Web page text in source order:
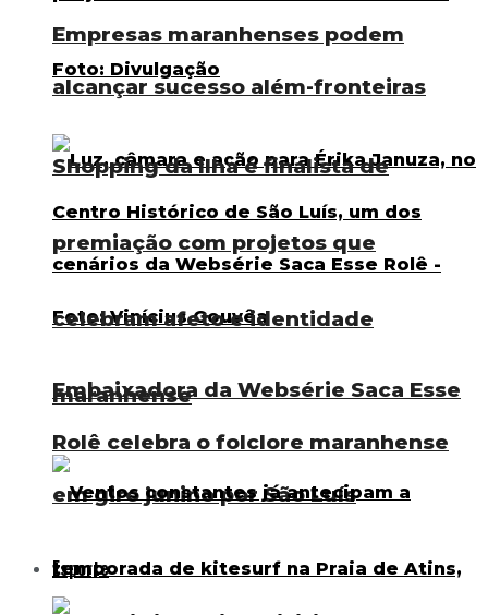
Empresas maranhenses podem
alcançar sucesso além-fronteiras
Embaixadora da Websérie Saca Esse
Rolê celebra o folclore maranhense
em giro junino por São Luís
Esporte
Shopping da Ilha é finalista de
premiação com projetos que
celebram afeto e identidade
maranhense